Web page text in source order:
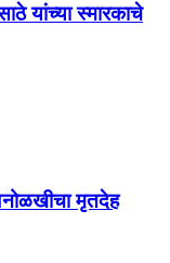
यांच्या स्मारकाचे
मृतदेह